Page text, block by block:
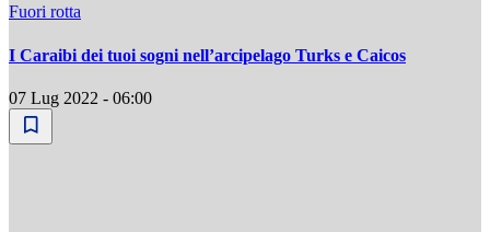
Fuori rotta
I Caraibi dei tuoi sogni nell’arcipelago Turks e Caicos
07 Lug 2022 - 06:00